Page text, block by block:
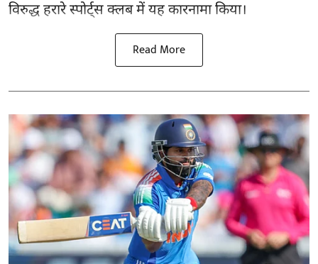
विरुद्ध हरारे स्पोर्ट्स क्लब में यह कारनामा किया।
Read More